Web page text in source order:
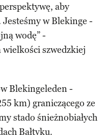
aby
Jesteśmy w Blekinge -
wodę” -
szwedzkiej
Blekingeleden -
km) graniczącego ze
stado śnieżnobiałych
Bałtyku.